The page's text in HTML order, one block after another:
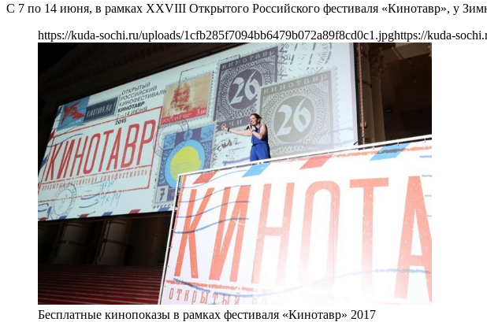
С 7 по 14 июня, в рамках XXVIII Открытого Российского фестиваля «Кинотавр», у
https://kuda-sochi.ru/uploads/1cfb285f7094bb6479b072a89f8cd0c1.jpghttps://kuda-
Бесплатные кинопоказы в рамках фестиваля «Кинотавр» 2017